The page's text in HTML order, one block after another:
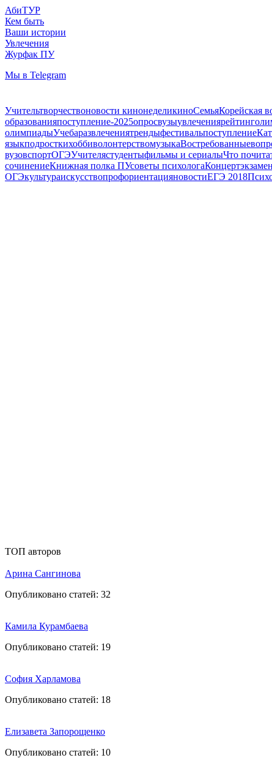
АбиТУР
Кем быть
Ваши истории
Увлечения
Журфак ПУ
Мы в Telegram
Учительтворчествоновости кинонеделикиноСемьяКорейская
образованияпоступление-2025опросвузыувлечениярейтинг
олимпиадыУчебаразвлечениятрендыфестивальпоступление
языкподросткихоббиволонтерствомузыкаВостребованные
вузовспортОГЭУчителястудентыфильмы и сериалыЧто
сочинениеКнижная полка ПУсоветы психологаКонцерт
ОГЭкультураискусствопрофориентацияновостиЕГЭ 2018
ТОП авторов
Арина Сангинова
Опубликовано статей: 32
Камила Курамбаева
Опубликовано статей: 19
София Харламова
Опубликовано статей: 18
Елизавета Запорощенко
Опубликовано статей: 10